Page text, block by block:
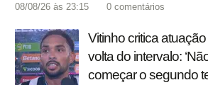
08/08/26 às 23:15 0 comentários
Vitinho critica
volta do intervalo:
começar o segundo